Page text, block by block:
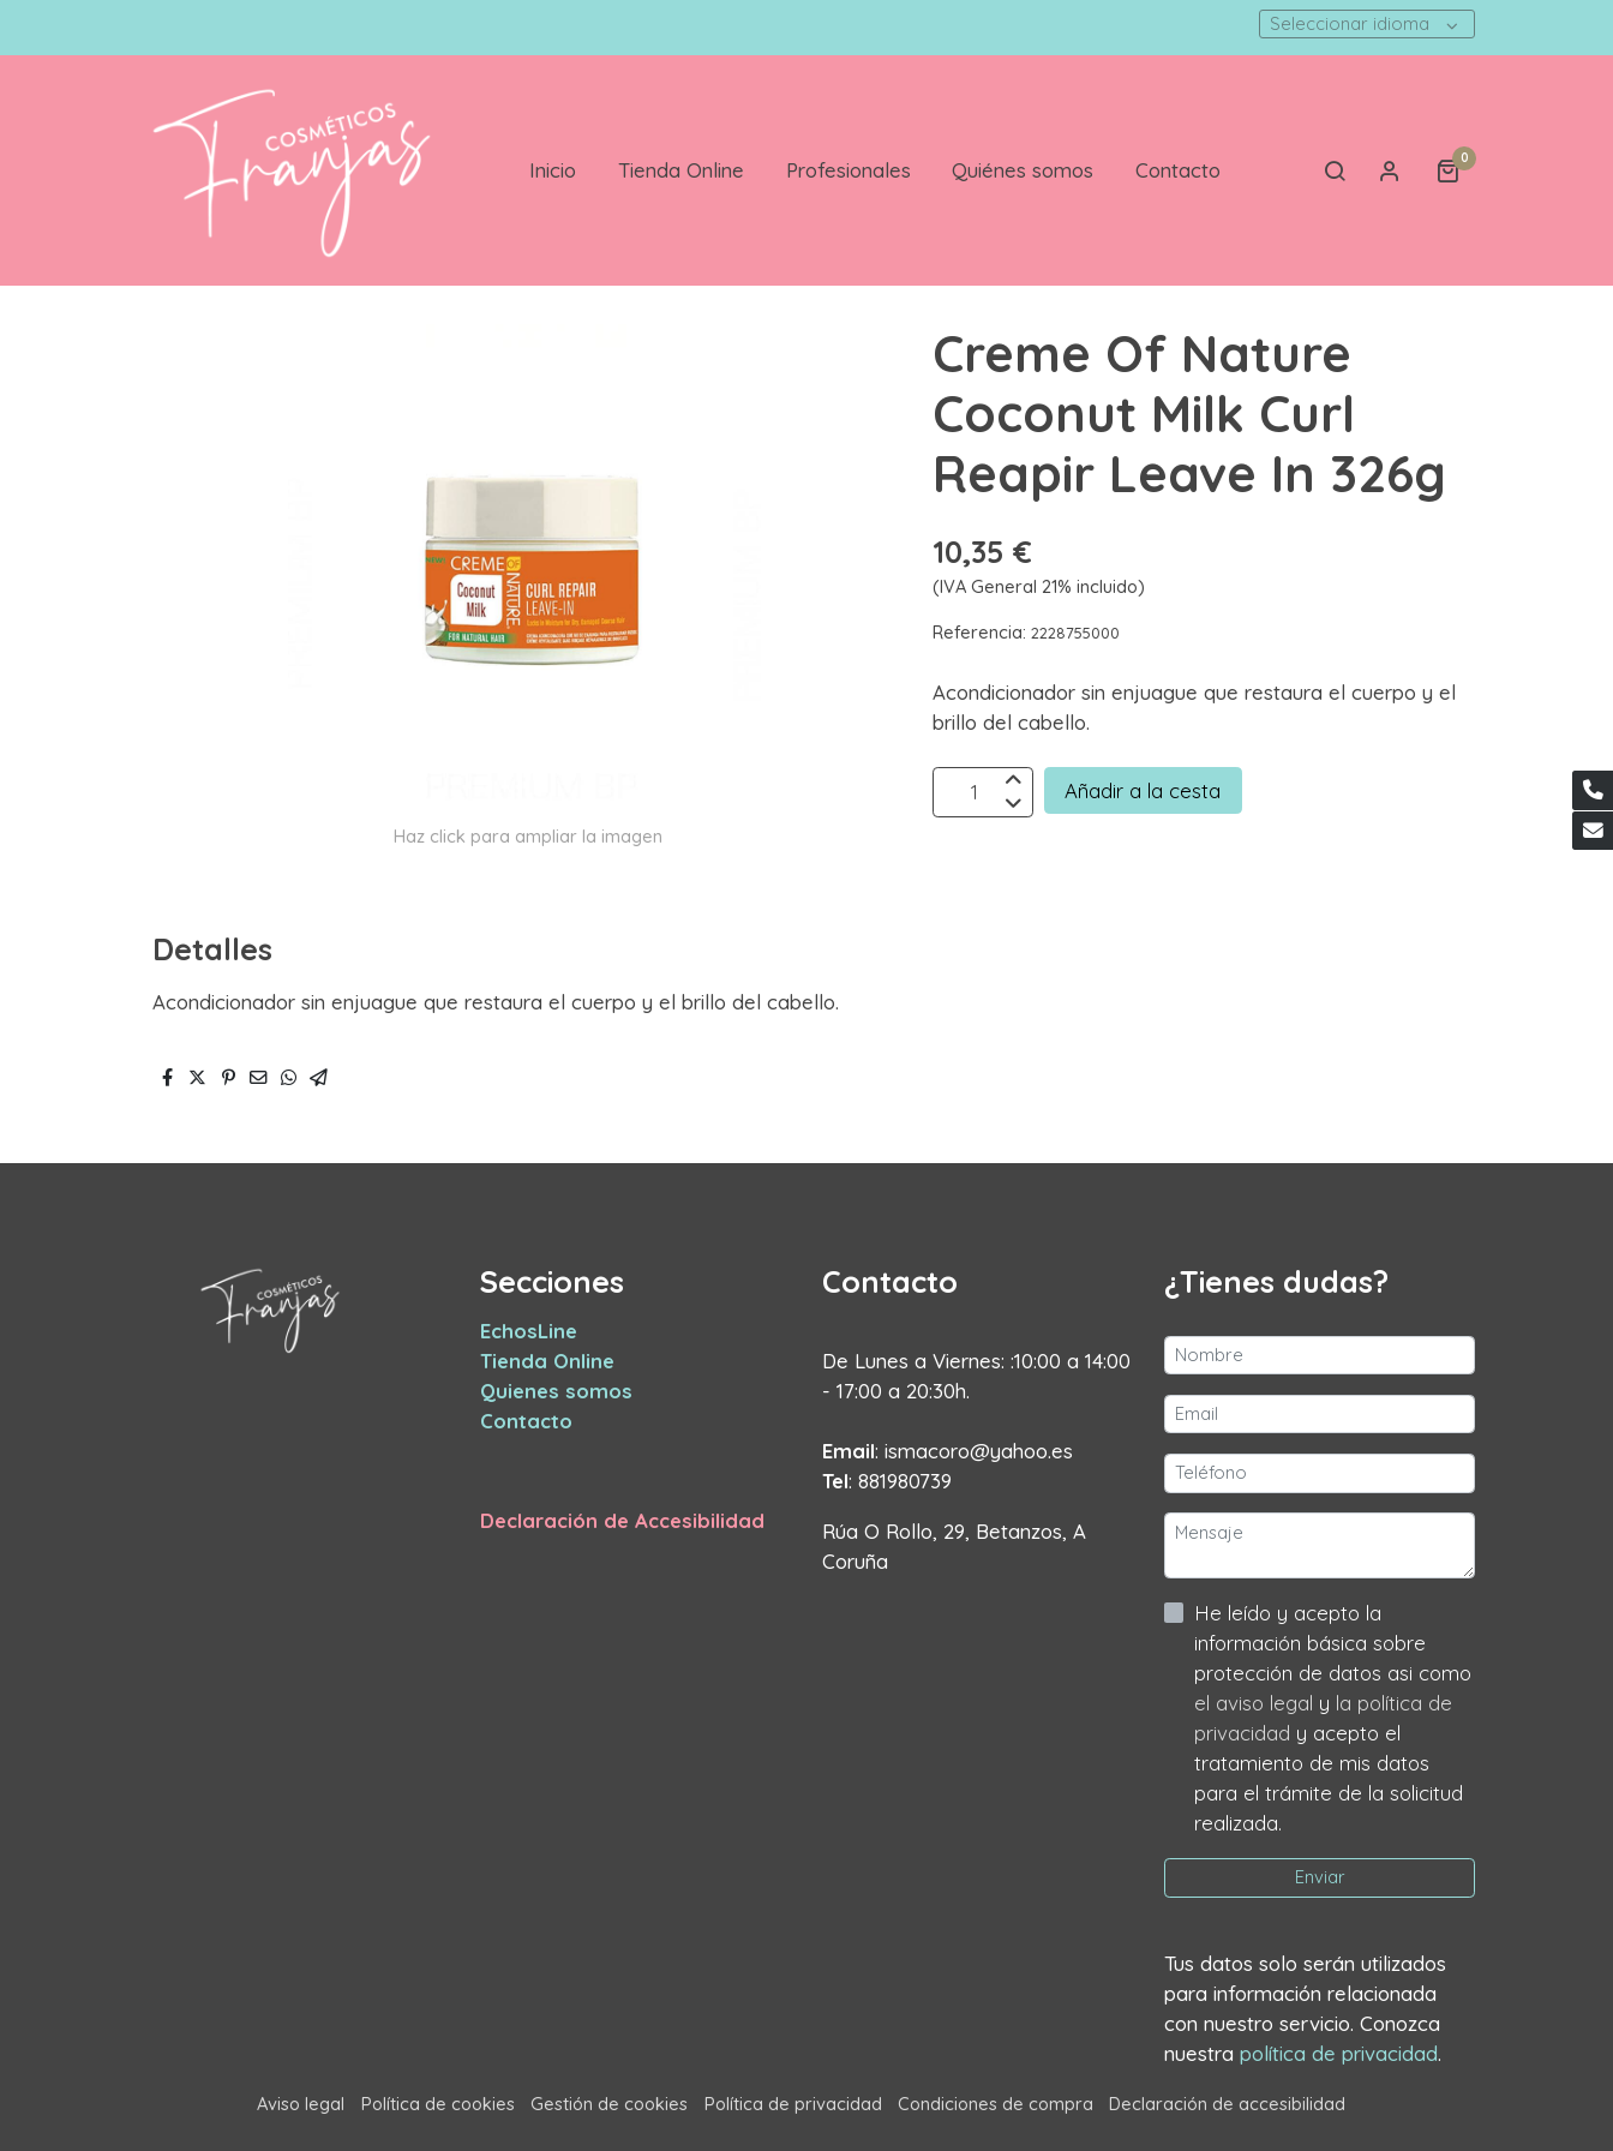
Seleccionar idioma
Inicio Tienda Online Profesionales Quiénes somos Contacto 0
Creme Of Nature Coconut Milk Curl Reapir Leave In 326g
Haz click para ampliar la imagen
Detalles
Acondicionador sin enjuague que restaura el cuerpo y el brillo del cabello.
Creme Of Nature
Coconut Milk Curl
Reapir Leave In 326g
10,35 €
(IVA General 21% incluido)
Referencia:2228755000
Acondicionador sin enjuague que restaura el cuerpo y el
brillo del cabello.
Añadir a la cesta
Secciones
EchosLine
Tienda Online
Quienes somos
Contacto
Declaración de Accesibilidad
Contacto
De Lunes a Viernes: :10:00 a 14:00
- 17:00 a 20:30h.
Email: ismacoro@yahoo.es
Tel: 881980739
Rúa O Rollo, 29, Betanzos, A
Coruña
¿Tienes dudas?
He leído y acepto la
información básica sobre
protección de datos asi como
el aviso legal y la política de
privacidad y acepto el
tratamiento de mis datos
para el trámite de la solicitud
realizada.
Enviar
Tus datos solo serán utilizados
para información relacionada
con nuestro servicio. Conozca
nuestra política de privacidad.
Aviso legal Política de cookies Gestión de cookies Política de privacidad Condiciones de compra Declaración de accesibilidad